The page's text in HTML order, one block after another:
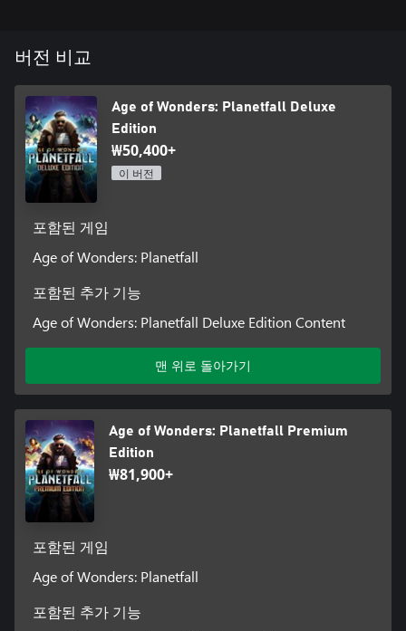
황무지, 과성장의 덫에 걸린 대도시를 탐험하면서 스타 유니온의
동안 잊혀졌던 숨겨진 기술을 찾아내세요.
행성 제국 건설 - 기술 발전과 사회 개발의 조합을 통해 식민지의
앞날을 결정하세요. 환경적으로 완벽한 파라다이스를 조성하게
될까요? 아니면 난공불락의 군인 사회를 구축하게 될까요?
승리로 가는 다양한 길 - 정복, 외교, 멸망의 기술을 통해 최종 목
표를 달성하세요.
다양한 게임 모드 - 깊이 있는 싱글플레이어 스토리 캠페인에 무
작위 맵 생성이 더해져 몇 번을 플레이해도 질리지 않는 다채로운
경험을 선사합니다. 스커미시 모드에서 새로운 플레이 방식에 도
전하고, 온라인, 핫시트, 비동기의 옵션을 제공하는 멀티플레이어
버전 비교
Age of Wonders: Planetfall Deluxe
Edition
₩50,400+
이 버전
포함된 게임
Age of Wonders: Planetfall
포함된 추가 기능
Age of Wonders: Planetfall Deluxe Edition Content
맨 위로 돌아가기
Age of Wonders: Planetfall Premium
Edition
₩81,900+
포함된 게임
Age of Wonders: Planetfall
포함된 추가 기능